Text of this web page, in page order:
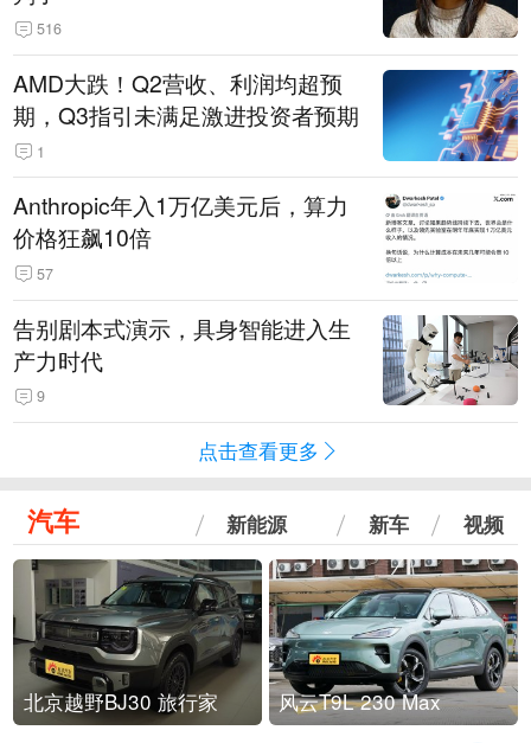
516
AMD大跌！Q2营收、利润均超预
期，Q3指引未满足激进投资者预期
1
Anthropic年入1万亿美元后，算力
价格狂飙10倍
57
告别剧本式演示，具身智能进入生
产力时代
9
点击查看更多
汽车 新能源 新车 视频
北京越野BJ30 旅行家 风云T9L 230 Max